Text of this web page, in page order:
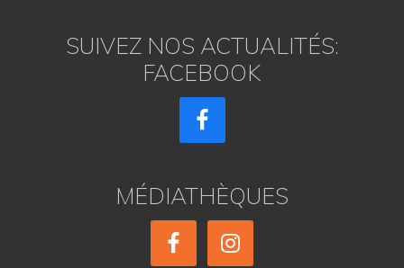
SUIVEZ NOS ACTUALITÉS:
FACEBOOK
MÉDIATHÈQUES